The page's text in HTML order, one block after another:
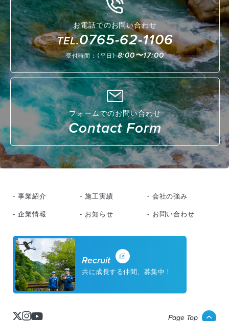
お電話でのお問い合わせ
TEL.0765-62-1106
受付時間：（平日） 8:00〜17:00
フォームでのお問い合わせ
Contact Form
- 事業紹介 - 施工実績 - 会社の強み
- 企業情報 - お知らせ - お問い合わせ
Recruit
共に成長する仲間、募集中！
Page Top